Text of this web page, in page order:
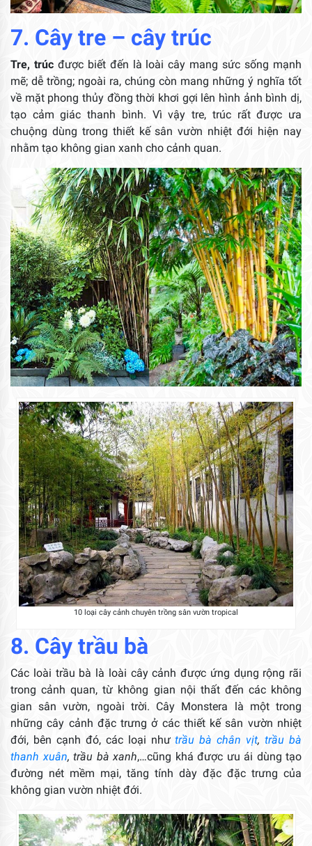
7. Cây tre – cây trúc
Tre, trúcđược biết đến là loài cây mang sức sống mạnh
mẽ; dễ trồng; ngoài ra, chúng còn mang những ý nghĩa tốt
về mặt phong thủy đồng thời khơi gợi lên hình ảnh bình dị,
tạo cảm giác thanh bình. Vì vậy tre, trúc rất được ưa
chuộng dùng trong thiết kế sân vườn nhiệt đới hiện nay
nhằm tạo không gian xanh cho cảnh quan.
10 loại cây cảnh chuyên trồng sân vườn tropical
8. Cây trầu bà
Các loài trầu bà là loài cây cảnh được ứng dụng rộng rãi
trong cảnh quan, từ không gian nội thất đến các không
gian sân vườn, ngoài trời. Cây Monstera là một trong
những cây cảnh đặc trưng ở các thiết kế sân vườn nhiệt
đới, bên cạnh đó, các loại như trầu bà chân vịt,trầu bà
thanh xuân, trầu bà xanh,…cũng khá được ưu ái dùng tạo
đường nét mềm mại, tăng tính dày đặc đặc trưng của
không gian vườn nhiệt đới.